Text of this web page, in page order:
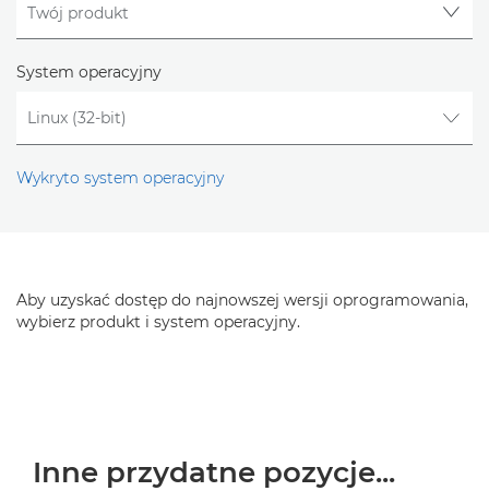
System operacyjny
Wykryto system operacyjny
Aby uzyskać dostęp do najnowszej wersji oprogramowania,
wybierz produkt i system operacyjny.
Inne przydatne pozycje...